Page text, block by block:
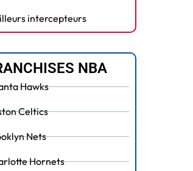
intercepteurs
NBA
Hawks
Celtics
Nets
Hornets